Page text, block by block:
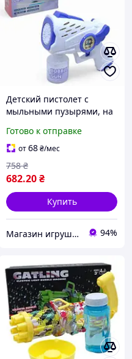
Детский пистолет с
мыльными пузырями, на
Готово к отправке
от68₴/мес
682.20₴
758 ₴
Купить
Магазин игрушек "Toy and Joy" – мир детских мечтаний, вдохновения и развития! 94%